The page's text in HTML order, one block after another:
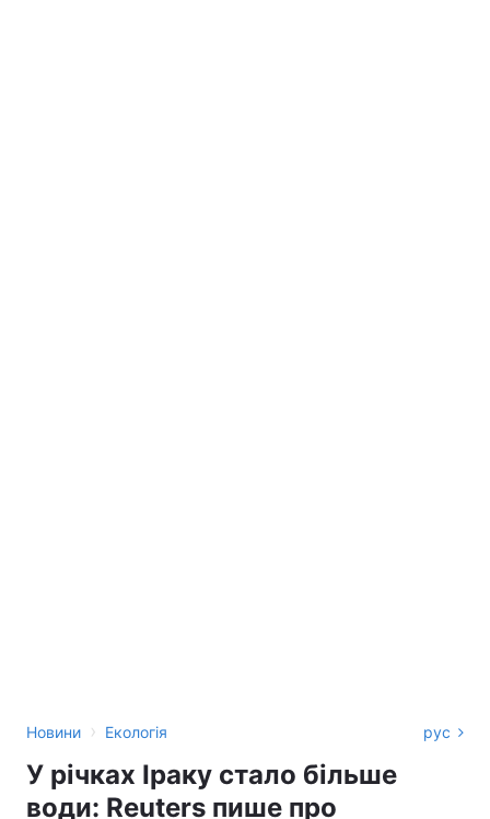
Новини › Екологія рус
У річках Іраку стало більше
води: Reuters пише про